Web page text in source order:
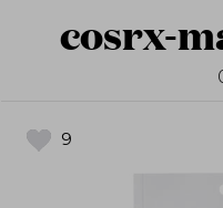
cosrx-
9